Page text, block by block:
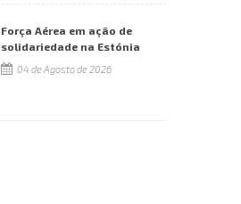
Força Aérea em ação de
solidariedade na Estónia
04 de Agosto de 2026